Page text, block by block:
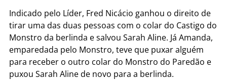
Indicado pelo Líder, Fred Nicácio ganhou o direito de
tirar uma das duas pessoas com o colar do Castigo do
Monstro da berlinda e salvou Sarah Aline. Já Amanda,
emparedada pelo Monstro, teve que puxar alguém
para receber o outro colar do Monstro do Paredão e
puxou Sarah Aline de novo para a berlinda.